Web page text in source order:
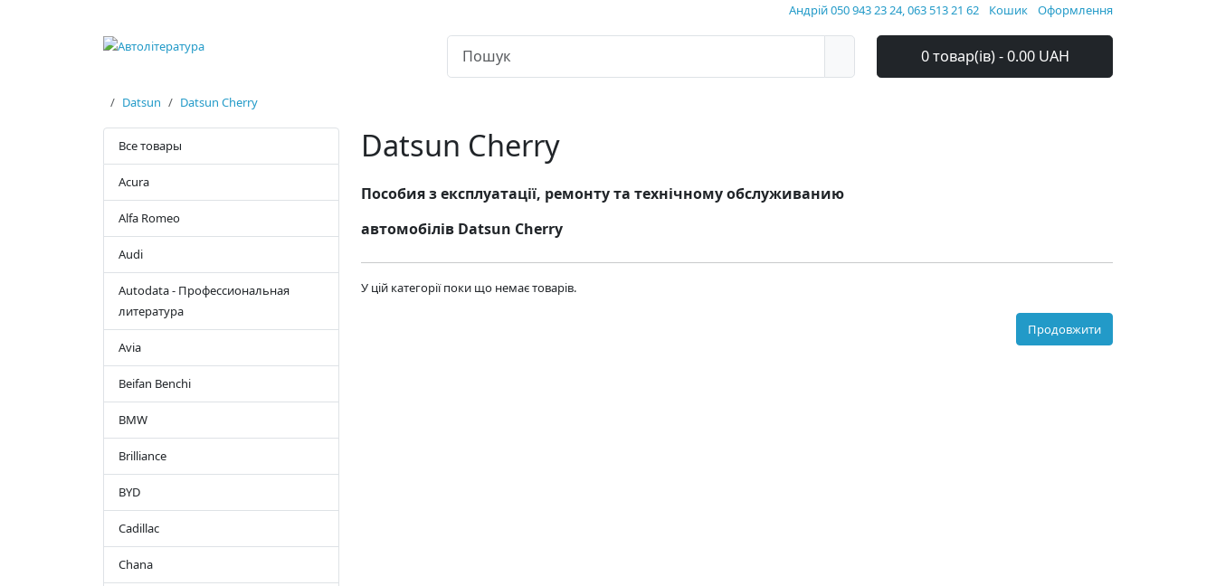
Андрій 050 943 23 24, 063 513 21 62 Кошик Оформлення
0 товар(ів) - 0.00 UAH
Datsun Datsun Cherry
Все товары
Acura
Alfa Romeo
Audi
Autodata - Профессиональная
литература
Avia
Beifan Benchi
BMW
Brilliance
BYD
Cadillac
Chana
Datsun Cherry
Пособия з експлуатації, ремонту та технічному обслуживанию
автомобілів Datsun Cherry
У цій категорії поки що немає товарів.
Продовжити